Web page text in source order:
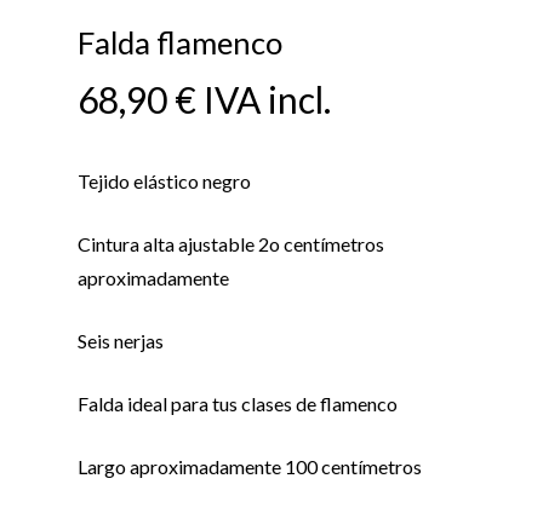
Falda flamenco
68,90€ IVA incl.
Tejido elástico negro
Cintura alta ajustable 2o centímetros
aproximadamente
Seis nerjas
Falda ideal para tus clases de flamenco
Largo aproximadamente 100 centímetros